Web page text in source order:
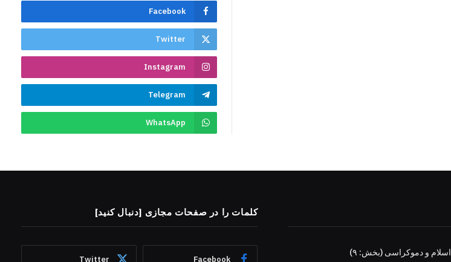
Facebook
Twitter
Instagram
Telegram
WhatsApp
اسلام و دموکراسی (بخش: ۹)
کلمات را در صفحات مجازی [دنبال کنید]
Facebook
Twitter